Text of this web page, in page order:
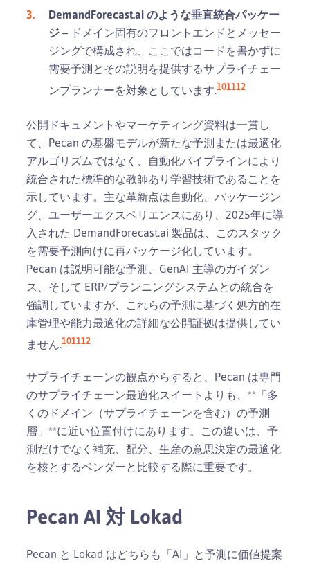
DemandForecast.ai のような垂直統合パッケー
ジ – ドメイン固有のフロントエンドとメッセー
ジングで構成され、ここではコードを書かずに
需要予測とその説明を提供するサプライチェー
ンプランナーを対象としています.101112
公開ドキュメントやマーケティング資料は一貫し
て、Pecan の基盤モデルが新たな予測または最適化
アルゴリズムではなく、自動化パイプラインにより
統合された標準的な教師あり学習技術であることを
示しています。主な革新点は自動化、パッケージン
グ、ユーザーエクスペリエンスにあり、2025年に導
入された DemandForecast.ai 製品は、このスタック
を需要予測向けに再パッケージ化しています。
Pecan は説明可能な予測、GenAI 主導のガイダン
ス、そして ERP/プランニングシステムとの統合を
強調していますが、これらの予測に基づく処方的在
庫管理や能力最適化の詳細な公開証拠は提供してい
ません.101112
サプライチェーンの観点からすると、Pecan は専門
のサプライチェーン最適化スイートよりも、**「多
くのドメイン（サプライチェーンを含む）の予測
層」**に近い位置付けにあります。この違いは、予
測だけでなく補充、配分、生産の意思決定の最適化
を核とするベンダーと比較する際に重要です。
Pecan AI 対 Lokad
Pecan と Lokad はどちらも「AI」と予測に価値提案